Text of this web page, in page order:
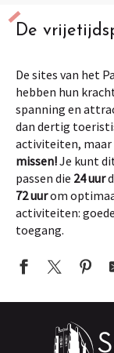
De
De sites van het
hebben hun
spanning en
dan dertig
activiteiten, maar
missen!Je kunt
passen die 24 uur
72 uurom
activiteiten:
toegang.
Villa Marguerite
Le Ristandèl